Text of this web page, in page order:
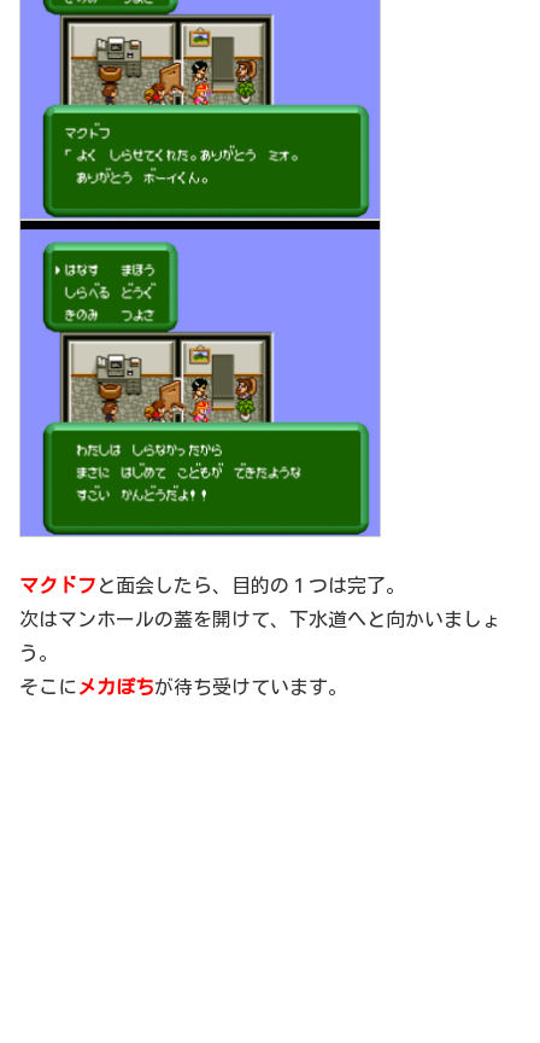
マクドフ と面会したら、目的の１つは完了。
次はマンホールの蓋を開けて、下水道へと向かいましょ
う。
そこに メカぽちが待ち受けています。